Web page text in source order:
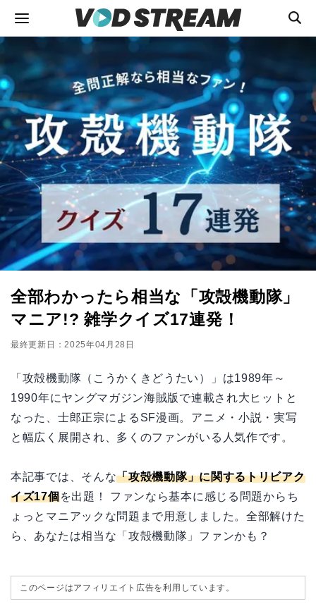
全部わかったら相当な「攻殻機動隊」
マニア!? 雑学クイズ17連発！
最終更新日：2025年04月28日
「攻殻機動隊（こうかくきどうたい）」は1989年～
1990年にヤングマガジン海賊版で連載され大ヒットと
なった、士郎正宗によるSF漫画。アニメ・小説・実写
と幅広く展開され、多くのファンがいる人気作です。
本記事では、そんな「攻殻機動隊」に関するトリビアク
イズ17個を出題！ ファンなら基本に感じる問題からち
ょっとマニアックな問題まで用意しました。全部解けた
ら、あなたは相当な「攻殻機動隊」ファンかも？
このページはアフィリエイト広告を利用しています。